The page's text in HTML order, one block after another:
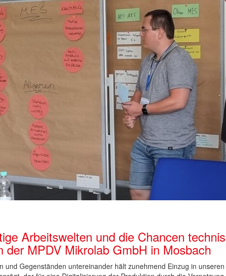
Arbeitswelten und die Chancen
MPDV Mikrolab GmbH in Mosbach
Gegenständen untereinander hält zunehmend Einzug in